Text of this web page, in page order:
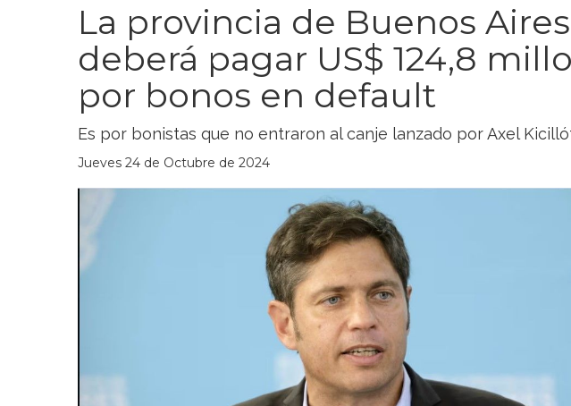
La provincia de Buenos Aires
deberá pagar US$ 124,8
por bonos en default
Es por bonistas que no entraron al canje lanzado por Axel
Jueves 24 de Octubre de 2024